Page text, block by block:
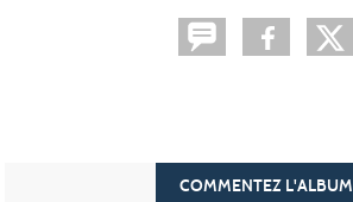
COMMENTEZ L'ALBUM